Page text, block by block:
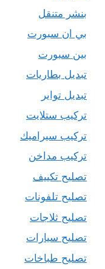
بنشر متنقل
بي ان سبورت
بين سبورت
تبديل بطاريات
تبديل تواير
تركيب ستلايت
تركيب سيراميك
تركيب مداخن
تصليح تكييف
تصليح تلفونات
تصليح ثلاجات
تصليح سيارات
تصليح طباخات